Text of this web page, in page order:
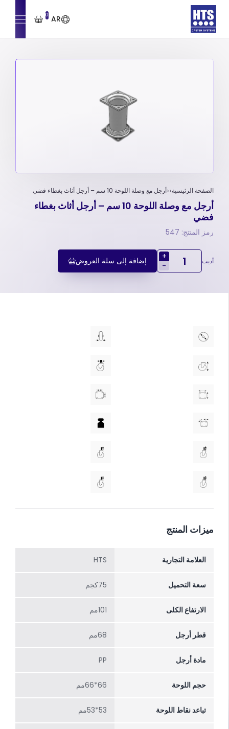
AR
0
الصفحة الرئيسية أرجل مع وصلة اللوحة 10 سم – أرجل أثاث بغطاء فضي
أرجل مع وصلة اللوحة 10 سم – أرجل أثاث بغطاء
فضي
رمز المنتج: 547
أديت
+
-
إضافة إلى سلة العروض
ميزات المنتج
العلامة التجارية HTS
سعة التحميل 75كجم
الارتفاع الکلی 101مم
قطر أرجل 68مم
مادة أرجل PP
حجم اللوحة 66*66مم
تباعد نقاط اللوحة 53*53مم